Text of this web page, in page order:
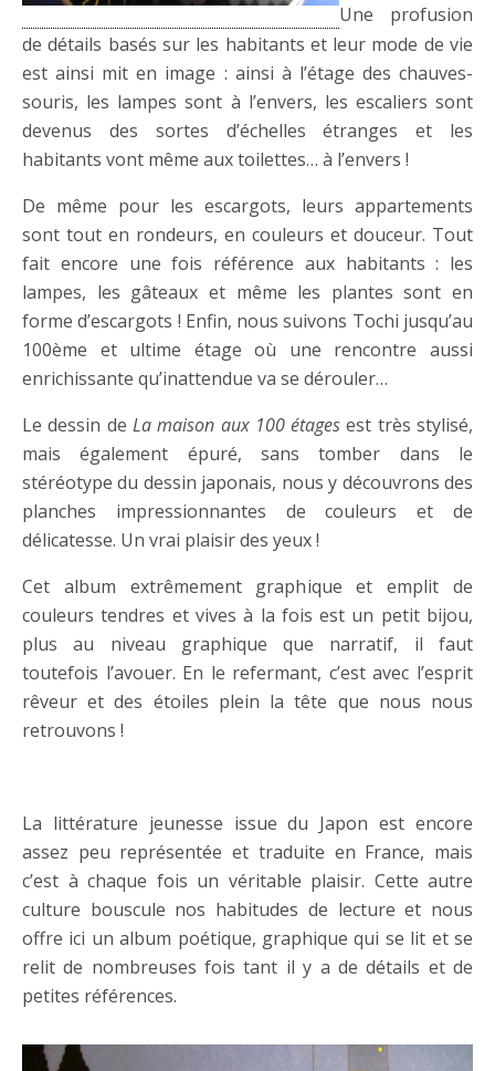
Une profusion
de détails basés sur les habitants et leur mode de vie
est ainsi mit en image : ainsi à l’étage des chauves-
souris, les lampes sont à l’envers, les escaliers sont
devenus des sortes d’échelles étranges et les
habitants vont même aux toilettes… à l’envers !
De même pour les escargots, leurs appartements
sont tout en rondeurs, en couleurs et douceur. Tout
fait encore une fois référence aux habitants : les
lampes, les gâteaux et même les plantes sont en
forme d’escargots ! Enfin, nous suivons Tochi jusqu’au
100ème et ultime étage où une rencontre aussi
enrichissante qu’inattendue va se dérouler…
Le dessin de La maison aux 100 étages est très stylisé,
mais également épuré, sans tomber dans le
stéréotype du dessin japonais, nous y découvrons des
planches impressionnantes de couleurs et de
délicatesse. Un vrai plaisir des yeux !
Cet album extrêmement graphique et emplit de
couleurs tendres et vives à la fois est un petit bijou,
plus au niveau graphique que narratif, il faut
toutefois l’avouer. En le refermant, c’est avec l’esprit
rêveur et des étoiles plein la tête que nous nous
retrouvons !
La littérature jeunesse issue du Japon est encore
assez peu représentée et traduite en France, mais
c’est à chaque fois un véritable plaisir. Cette autre
culture bouscule nos habitudes de lecture et nous
offre ici un album poétique, graphique qui se lit et se
relit de nombreuses fois tant il y a de détails et de
petites références.